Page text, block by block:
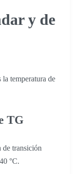
y de
temperatura de
TG
de transición
°C.